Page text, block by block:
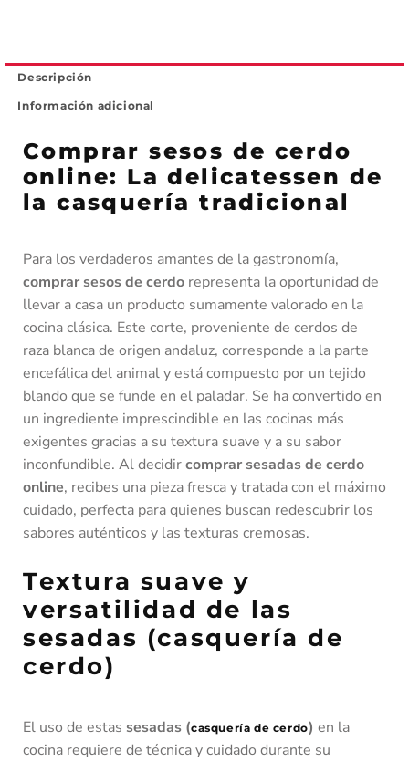
Descripción
Información adicional
Comprar sesos de cerdo
online: La delicatessen de
la casquería tradicional
Para los verdaderos amantes de la gastronomía,
comprar sesos de cerdo representa la oportunidad de
llevar a casa un producto sumamente valorado en la
cocina clásica. Este corte, proveniente de cerdos de
raza blanca de origen andaluz, corresponde a la parte
encefálica del animal y está compuesto por un tejido
blando que se funde en el paladar. Se ha convertido en
un ingrediente imprescindible en las cocinas más
exigentes gracias a su textura suave y a su sabor
inconfundible. Al decidircomprar sesadas de cerdo
online, recibes una pieza fresca y tratada con el máximo
cuidado, perfecta para quienes buscan redescubrir los
sabores auténticos y las texturas cremosas.
Textura suave y
versatilidad de las
sesadas (casquería de
cerdo)
El uso de estas sesadas (casquería de cerdo) en la
cocina requiere de técnica y cuidado durante su